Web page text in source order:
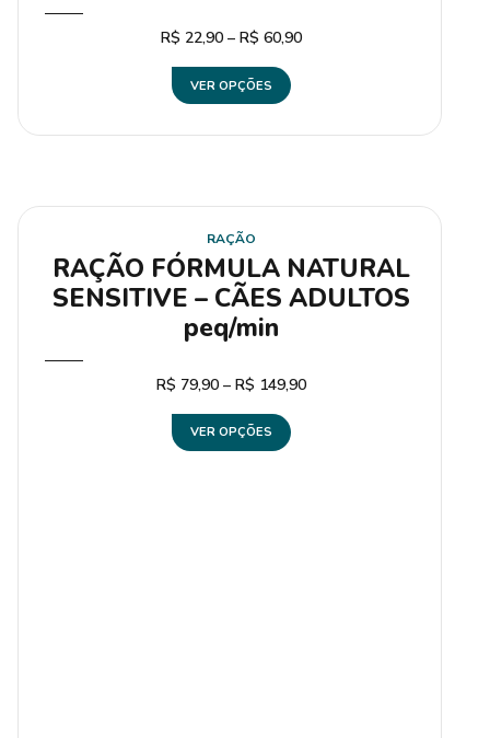
R$ 22,90 – R$ 60,90
VER OPÇÕES
RAÇÃO
RAÇÃO FÓRMULA NATURAL
SENSITIVE – CÃES ADULTOS
peq/min
R$ 79,90 – R$ 149,90
VER OPÇÕES